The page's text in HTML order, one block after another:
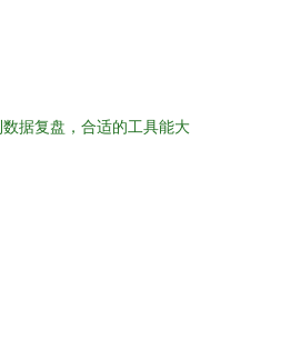
据复盘，合适的工具能大